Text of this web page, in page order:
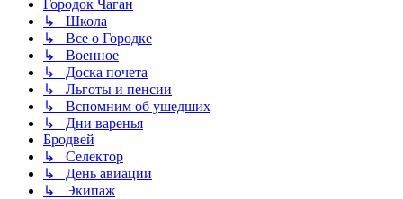
Городок Чаган
↳ Школа
↳ Все о Городке
↳ Военное
↳ Доска почета
↳ Льготы и пенсии
↳ Вспомним об ушедших
↳ Дни варенья
Бродвей
↳ Селектор
↳ День авиации
↳ Экипаж